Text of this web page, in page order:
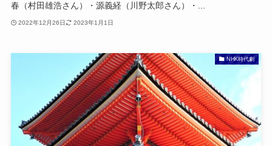
春（村田雄浩さん）・源義経（川野太郎さん）・...
2022年12月26日 2023年1月1日
NHK時代劇